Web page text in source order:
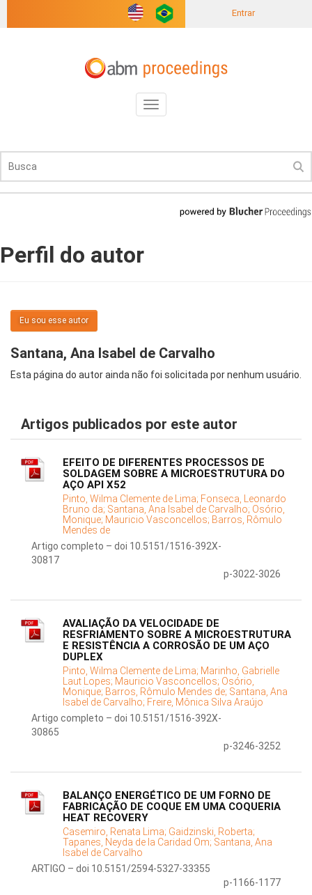
Entrar
Toggle
navigation
Perfil do autor
Eu sou esse autor
Santana, Ana Isabel de Carvalho
Esta página do autor ainda não foi solicitada por nenhum usuário.
Artigos publicados por este autor
EFEITO DE DIFERENTES PROCESSOS DE
SOLDAGEM SOBRE A MICROESTRUTURA DO
AÇO API X52
Pinto, Wilma Clemente de Lima; Fonseca, Leonardo
Bruno da; Santana, Ana Isabel de Carvalho; Osório,
Monique; Mauricio Vasconcellos; Barros, Rômulo
Mendes de
Artigo completo – doi 10.5151/1516-392X-
30817
p-3022-3026
AVALIAÇÃO DA VELOCIDADE DE
RESFRIAMENTO SOBRE A MICROESTRUTURA
E RESISTÊNCIA A CORROSÃO DE UM AÇO
DUPLEX
Pinto, Wilma Clemente de Lima; Marinho, Gabrielle
Laut Lopes; Mauricio Vasconcellos; Osório,
Monique; Barros, Rômulo Mendes de; Santana, Ana
Isabel de Carvalho; Freire, Mônica Silva Araújo
Artigo completo – doi 10.5151/1516-392X-
30865
p-3246-3252
BALANÇO ENERGÉTICO DE UM FORNO DE
FABRICAÇÃO DE COQUE EM UMA COQUERIA
HEAT RECOVERY
Casemiro, Renata Lima; Gaidzinski, Roberta;
Tapanes, Neyda de la Caridad Om; Santana, Ana
Isabel de Carvalho
ARTIGO – doi 10.5151/2594-5327-33355
p-1166-1177